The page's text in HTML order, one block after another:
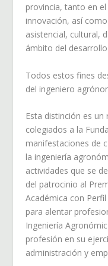
provincia, tanto en
innovación, así
asistencial, cultural,
ámbito del
Todos estos fines
del ingeniero
Esta distinción es
colegiados a la
manifestaciones de
la ingeniería
actividades que se
del patrocinio al
Académica con
para alentar
Ingeniería
profesión en su
administración y